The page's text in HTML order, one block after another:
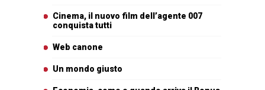
Cinema, il nuovo film dell’agente 007
conquista tutti
Web canone
Un mondo giusto